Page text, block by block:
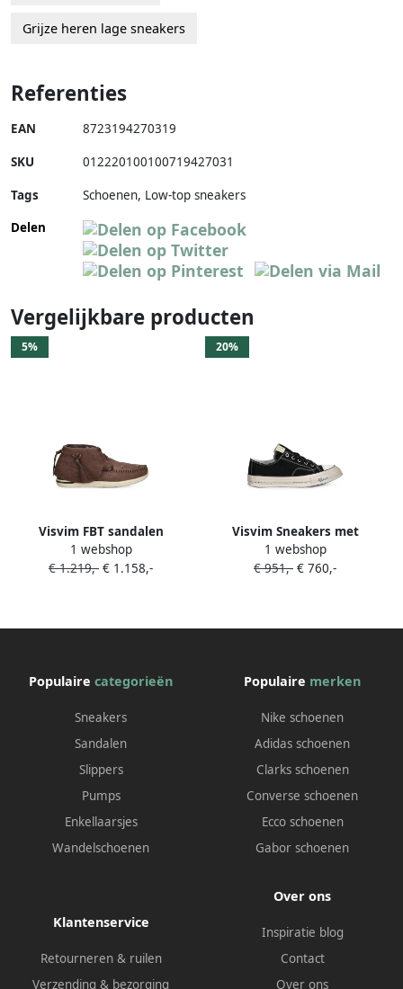
Grijze heren lage sneakers
Referenties
EAN 8723194270319
SKU 012220100100719427031
Tags
Schoenen, Low-top sneakers
Delen
Vergelijkbare producten
5%
Visvim FBT sandalen
verfraaid met kralen Bruin
1 webshop
€ 1.219,- € 1.158,-
20%
Visvim Sneakers met
logopatch Zwart
1 webshop
€ 951,- € 760,-
Populaire categorieën
Sneakers
Sandalen
Slippers
Pumps
Enkellaarsjes
Wandelschoenen
Populaire merken
Nike schoenen
Adidas schoenen
Clarks schoenen
Converse schoenen
Ecco schoenen
Gabor schoenen
Klantenservice
Retourneren & ruilen
Verzending & bezorging
Over ons
Inspiratie blog
Contact
Over ons